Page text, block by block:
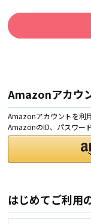
Amazonアカウ
Amazonアカウントを利
AmazonのID、パスワー
はじめてご利用